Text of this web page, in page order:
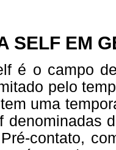
SELF EM
é o campo
pelo
uma
denominadas
contato,